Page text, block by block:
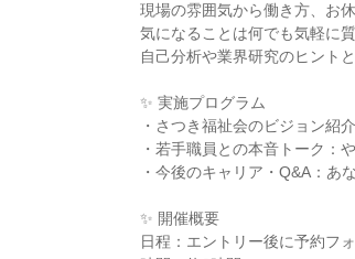
現場の雰囲気から働き方、お
気になることは何でも気軽に
自己分析や業界研究のヒント
✨ 実施プログラム
・さつき福祉会のビジョン紹
・若手職員との本音トーク：
・今後のキャリア・Q&A：あ
✨ 開催概要
日程：エントリー後に予約フ